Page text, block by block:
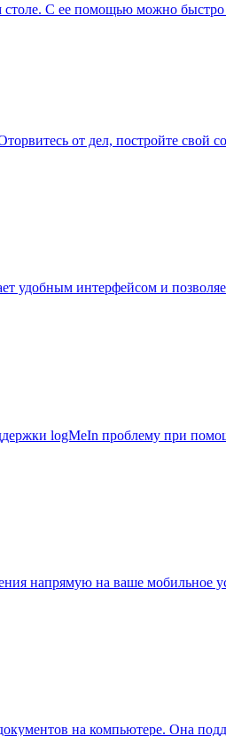
С ее помощью можно
от дел, постройте свой
интерфейсом и
logMeIn проблему при
напрямую на ваше мобильное
на компьютере. Она